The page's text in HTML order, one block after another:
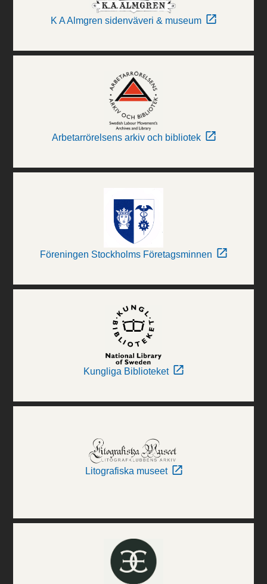
K A Almgren sidenväveri & museum
Arbetarrörelsens arkiv och bibliotek
Föreningen Stockholms Företagsminnen
Kungliga Biblioteket
Litografiska museet